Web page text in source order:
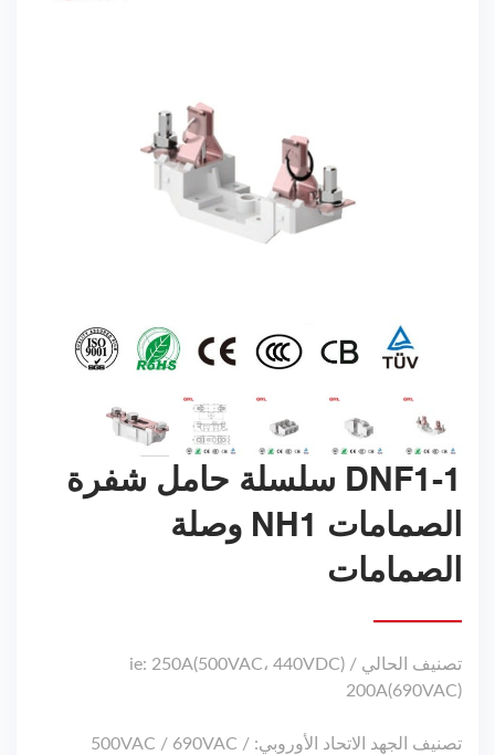
DNF1-1 سلسلة حامل شفرة
الصمامات NH1 وصلة
الصمامات
تصنيف الحالي ie: 250A(500VAC، 440VDC) /
200A(690VAC)
تصنيف الجهد الاتحاد الأوروبي: 500VAC / 690VAC /